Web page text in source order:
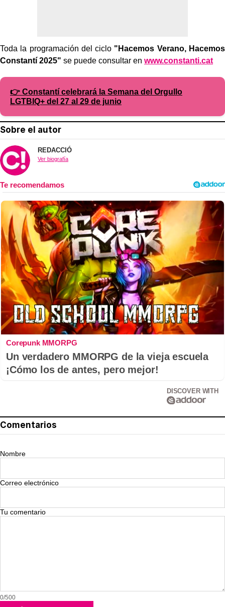
Toda la programación del ciclo "Hacemos Verano, Hacemos
Constantí 2025" se puede consultar en www.constanti.cat
👉 Constantí celebrará la Semana del Orgullo
LGTBIQ+ del 27 al 29 de junio
Sobre el autor
REDACCIÓ
Ver biografía
Corepunk MMORPG
Un verdadero MMORPG de la vieja escuela
¡Cómo los de antes, pero mejor!
DISCOVER WITH
Comentarios
Nombre
Correo electrónico
Tu comentario
0/500